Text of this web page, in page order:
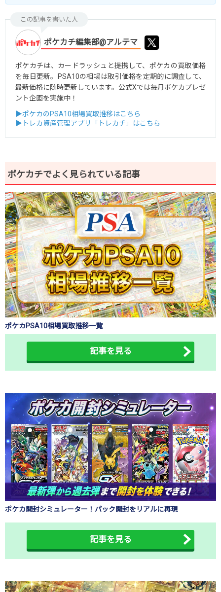
この記事を書いた人
ポケカチ編集部@アルテマ
ポケカチは、カードラッシュと提携して、ポケカの買取価格
を毎日更新。PSA10の相場は取引価格を定期的に調査して、
最新価格に随時更新しています。公式Xでは毎月ポケカプレゼ
ント企画を実施中！
▶ポケカのPSA10相場買取推移はこちら
▶トレカ資産管理アプリ「トレカチ」はこちら
ポケカチでよく見られている記事
ポケカPSA10相場買取推移一覧
記事を見る
ポケカ開封シミュレーター！パック開封をリアルに再現
記事を見る